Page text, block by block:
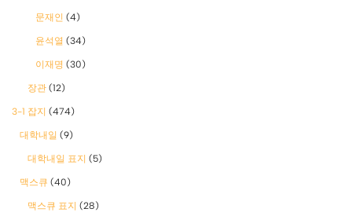
문재인 (4)
윤석열 (34)
이재명 (30)
장관 (12)
3-1 잡지 (474)
대학내일 (9)
대학내일 표지 (5)
맥스큐 (40)
맥스큐 표지 (28)